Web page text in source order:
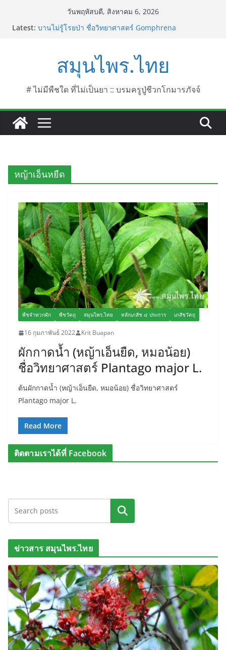
วันพฤหัสบดี, สิงหาคม 6, 2026
Latest: บานไม่รู้โรยป่า ชื่อวิทยาศาสตร์ Gomphrena
บานเย็น ชื่อวิทยาศาสตร์ Mirabilis jalapa L.
ประดู่แดง (วาสุเทพ) ชื่อวิทยาศาสตร์ Phyllocarpus
septentrionalis Donn. Smith.
บานไม่รู้โรยไฟเออร์เวิร์ค ชื่อวิทยาศาสตร์ Gomphrena
สมุนไพร.ไทย
# ไม่มีพืชใด ที่ไม่เป็นยา :: บรมครูปู่ชีวกโกมารภัจจ์
หญ้าเอ็นหยืด
พืชจำพวกผัก พืชวัตถุ สมุนไพร.ไทย หลักเภสัช ๔ ประการ เภสัชวัตถุ
16 กุมภาพันธ์ 2022 Krit Buapan
ผักกาดน้ำ (หญ้าเอ็นยืด, หมอน้อย)
ชื่อวิทยาศาสตร์ Plantago major L.
ต้นผักกาดน้ำ (หญ้าเอ็นยืด, หมอน้อย) ชื่อวิทยาศาสตร์
Plantago major L.
Read More
ติดตามเราได้ที่ Facebook
ค้นหา
ข่าวสาร สมุนไพร.ไทย